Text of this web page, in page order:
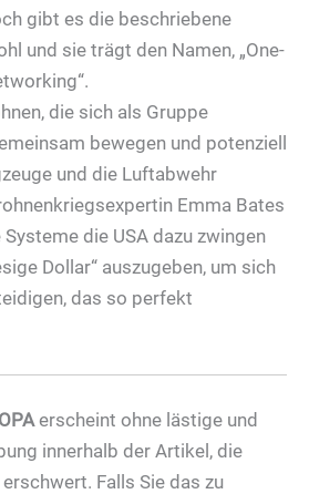
gibt es die beschriebene
und sie trägt den Namen, „One-
die sich als Gruppe
bewegen und potenziell
und die Luftabwehr
Emma Bates
die USA dazu zwingen
Dollar“ auszugeben, um sich
das so perfekt
erscheint ohne lästige und
innerhalb der Artikel, die
Falls Sie das zu